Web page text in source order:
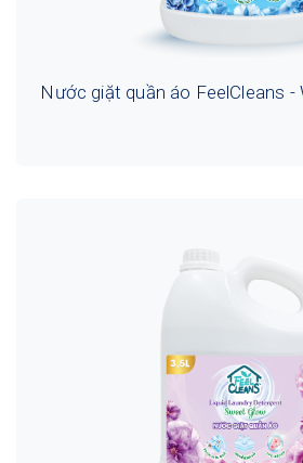
Nước giặt quần áo FeelCleans -